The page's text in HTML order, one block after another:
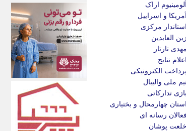
آلومینیوم اراک
آمریکا و اسراییل
استاندار مرکزی
زین العابدین
مهدی تارتار
اعلام نتایج
پرداخت الکترونیکی
ملی والیبال
بازی تدارکاتی
استان چهارمحال و بختیاری
فعالان رسانه ای
خلعت پوشان
اکوفارس
اکونگار
اکونیوز
الف
انتشار آنلاین
اندیشه قرن
اندیشه معاصر
اندیشه ها
انرژی پرس
ای استخدام
ایتنا